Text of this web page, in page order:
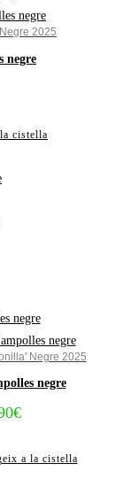
2025
negre
cistella
Negre 2025
negre
€
a la cistella